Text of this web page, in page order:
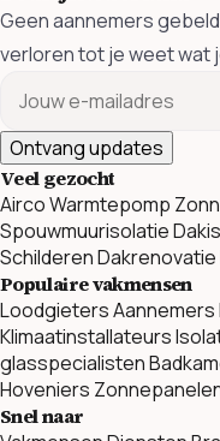
Geen aannemers
verloren tot je weet wat
Ontvang updates
Veel gezocht
AircoWarmtepomp
Spouwmuurisolatie
SchilderenDakrenovatie
Populaire vakmensen
LoodgietersAannemers
Klimaatinstallateurs
glasspecialisten
Hoveniers
Snel naar